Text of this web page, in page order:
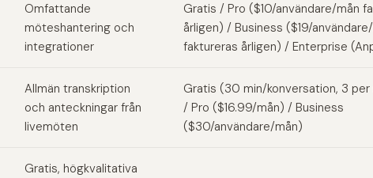
Omfattande
möteshantering och
integrationer
Gratis / Pro ($10/användare/mån
årligen) / Business ($19/
faktureras årligen) / Enterprise
Allmän transkription
och anteckningar från
livemöten
Gratis (30 min/konversation, 3 per
/ Pro ($16.99/mån) / Business
($30/användare/mån)
Gratis, högkvalitativa